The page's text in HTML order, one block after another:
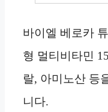
바이엘 베로카
형 멀티비타민
랄, 아미노산 등
니다.